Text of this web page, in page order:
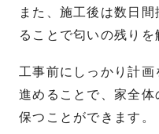
また、施工後は数日
ることで匂いの残りを
工事前にしっかり計
進めることで、家全
保つことができます。